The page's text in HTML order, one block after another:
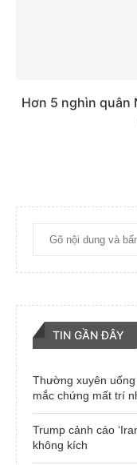
Hơn 5 nghìn quân
TIN GẦN ĐÂY
Thường xuyên
mắc chứng mất trí
Trump cảnh cáo
không kích